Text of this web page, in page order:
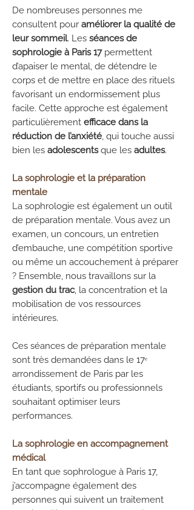
De nombreuses personnes me
consultent pour améliorer la qualité de
leur sommeil. Les séances de
sophrologie à Paris 17permettent
d’apaiser le mental, de détendre le
corps et de mettre en place des rituels
favorisant un endormissement plus
facile. Cette approche est également
particulièrement efficace dans la
réduction de l’anxiété, qui touche aussi
bien les adolescentsque les adultes.
La sophrologie et la préparation
mentale
La sophrologie est également un outil
de préparation mentale. Vous avez un
examen, un concours, un entretien
d’embauche, une compétition sportive
ou même un accouchement à préparer
? Ensemble, nous travaillons sur la
gestion du trac, la concentration et la
mobilisation de vos ressources
intérieures.
Ces séances de préparation mentale
sont très demandées dans le 17ᵉ
arrondissement de Paris par les
étudiants, sportifs ou professionnels
souhaitant optimiser leurs
performances.​
La sophrologie en accompagnement
médical
En tant que sophrologue à Paris 17,
j’accompagne également des
personnes qui suivent un traitement